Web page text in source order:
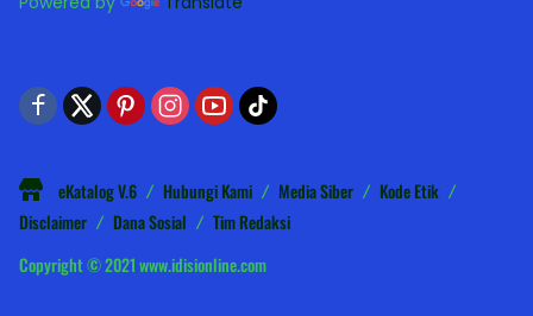
eKatalog V.6 Hubungi Kami Media Siber
Kode Etik
Disclaimer
Dana Sosial
Tim Redaksi
Copyright © 2021 www.idisionline.com